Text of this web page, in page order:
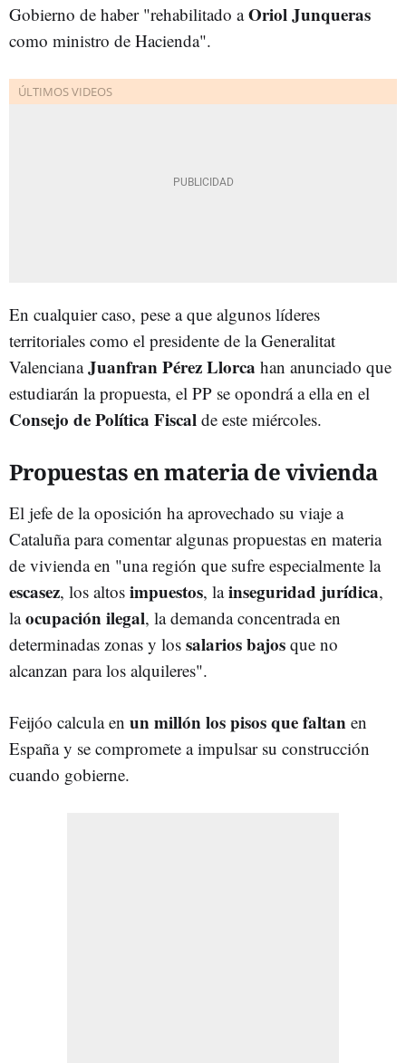
Gobierno de haber "rehabilitado aOriol Junqueras
como ministro de Hacienda".
En cualquier caso, pese a que algunos líderes
territoriales como el presidente de la Generalitat
ValencianaJuanfran Pérez Llorca han anunciado que
estudiarán la propuesta, el PP se opondrá a ella en el
Consejo de Política Fiscal de este miércoles.
Propuestas en materia de vivienda
El jefe de la oposición ha aprovechado su viaje a
Cataluña para comentar algunas propuestas en materia
de vivienda en "una región que sufre especialmente la
escasez, los altos impuestos, lainseguridad jurídica,
laocupación ilegal, la demanda concentrada en
determinadas zonas y los salarios bajos que no
alcanzan para los alquileres".
Feijóo calcula en un millón los pisos que faltan en
España y se compromete a impulsar su construcción
cuando gobierne.